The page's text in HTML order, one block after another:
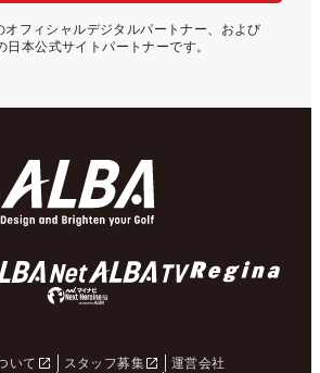
オフィシャルデジタルパートナー、および
日本公式サイトパートナーです。
いて スタッフ募集 運営会社